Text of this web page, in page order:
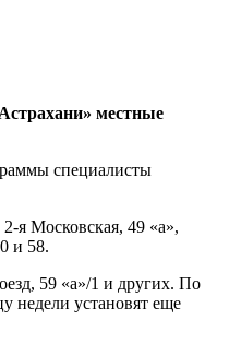
местные
специалисты
я Московская, 49 «а»,
и 58.
59 «а»/1 и других. По
недели установят еще